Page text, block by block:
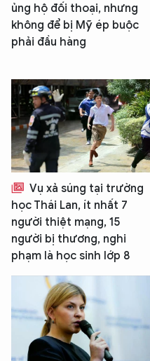
ủng hộ đối thoại, nhưng
không để bị Mỹ ép buộc
phải đầu hàng
Vụ xả súng tại trường
học Thái Lan, ít nhất 7
người thiệt mạng, 15
người bị thương, nghi
phạm là học sinh lớp 8